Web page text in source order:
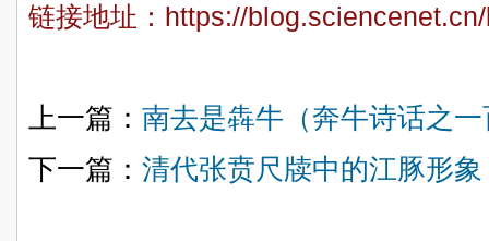
链接地址： https://
上一篇： 南去是犇牛（奔牛诗话之
下一篇： 清代张贲尺牍中的江豚形象